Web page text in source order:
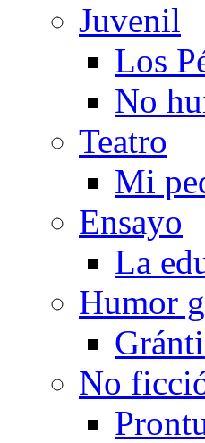
Juvenil
Los
No
Teatro
Mi
Ensayo
La
Humor
No